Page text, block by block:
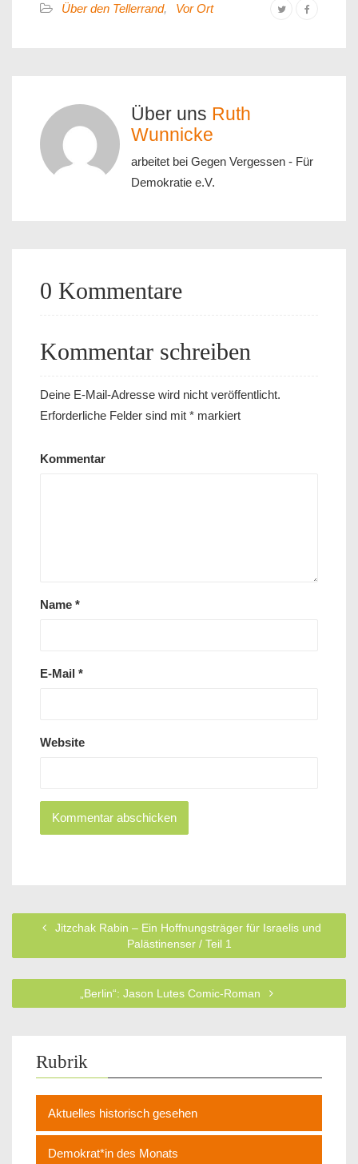
Über den Tellerrand, Vor Ort
Über uns Ruth
Wunnicke
arbeitet bei Gegen Vergessen - Für
Demokratie e.V.
0 Kommentare
Kommentar schreiben
Deine E-Mail-Adresse wird nicht veröffentlicht.
Erforderliche Felder sind mit * markiert
Kommentar
Name *
E-Mail *
Website
Jitzchak Rabin – Ein Hoffnungsträger für Israelis und
Palästinenser / Teil 1
„Berlin“: Jason Lutes Comic-Roman
Rubrik
Aktuelles historisch gesehen
Demokrat*in des Monats